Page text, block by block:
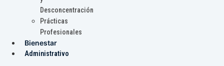
Desconcentración
Prácticas
Profesionales
Bienestar
Administrativo